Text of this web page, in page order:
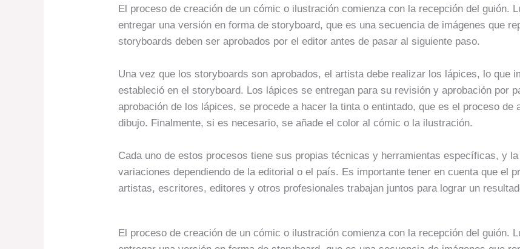
El proceso de creación de un cómic o ilustración comienza con la recepción del guión.
entregar una versión en forma de storyboard, que es una secuencia de imágenes que
storyboards deben ser aprobados por el editor antes de pasar al siguiente paso.
Una vez que los storyboards son aprobados, el artista debe realizar los lápices, lo que
estableció en el storyboard. Los lápices se entregan para su revisión y aprobación por
aprobación de los lápices, se procede a hacer la tinta o entintado, que es el proceso
dibujo. Finalmente, si es necesario, se añade el color al cómic o la ilustración.
Cada uno de estos procesos tiene sus propias técnicas y herramientas específicas, y
variaciones dependiendo de la editorial o el país. Es importante tener en cuenta que el
artistas, escritores, editores y otros profesionales trabajan juntos para lograr un
El proceso de creación de un cómic o ilustración comienza con la recepción del guión.